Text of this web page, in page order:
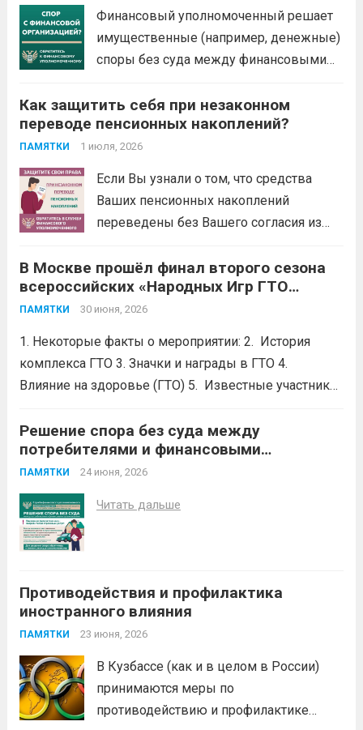
Финансовый уполномоченный решает
имущественные (например, денежные)
споры без суда между финансовыми
физическими лицами. Это
обязательный порядок решения споров
по закону. Не нужно терять время и
Как защитить себя при незаконном
переводе пенсионных накоплений?
ПАМЯТКИ 1 июля, 2026
Если Вы узнали о том, что средства
Ваших пенсионных накоплений
переведены без Вашего согласия из
негосударственный пенсионный фонд
(НПФ) или из одного НПФ в другой,
направьте бесплатное обращение
финансовому уполномоченному.
Вам вернуть...
В Москве прошёл финал второго сезона
всероссийских «Народных Игр ГТО
Спортлото».
ПАМЯТКИ 30 июня, 2026
1. Некоторые факты о мероприятии: 2. История
комплекса ГТО 3. Значки и награды в ГТО 4.
Влияние на здоровье (ГТО) 5. Известные участники
школьник.Его придумал Владимир Токарев, 15 —
летний школьник из Москвы....Читать дальше
Решение спора без суда между
потребителями и финансовыми
организациями
ПАМЯТКИ 24 июня, 2026
Читать дальше
Противодействия и профилактика
иностранного влияния
ПАМЯТКИ 23 июня, 2026
В Кузбассе (как и в целом в России)
принимаются меры по
противодействию и профилактике